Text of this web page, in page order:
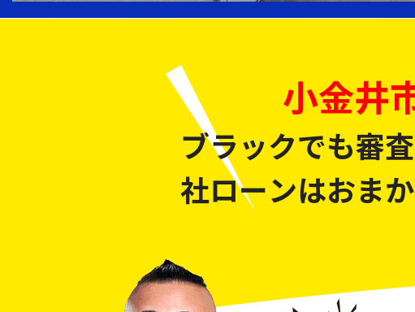
小金井
ブラックでも審
社ローンはおま